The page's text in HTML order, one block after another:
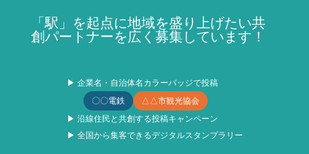
「駅」を起点に地域を盛り上げたい共
創パートナーを広く募集しています！
▶ 企業名・自治体名カラーバッジで投稿
〇〇電鉄
△△市観光協会
▶ 沿線住民と共創する投稿キャンペーン
▶ 全国から集客できるデジタルスタンプラリー